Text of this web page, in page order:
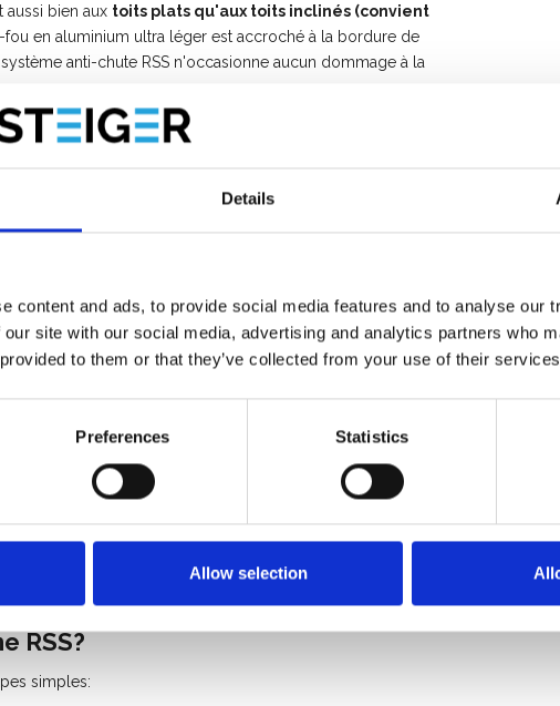
Details
content and ads, to provide social media features and to analyse our
site with our social media, advertising and analytics partners who
to them or that they’ve collected from your use of their
Preferences Statistics
Allow selection
aussi bien aux toits plats qu'aux toits inclinés (convient
fou en aluminium ultra léger est accroché à la bordure de
anti-chute RSS n'occasionne aucun dommage à la
aller jusqu'à 60 °.
est applicable dans de nombreuses situations: protection
comme protection pour les toits plats!
une traversée allant jusqu'à 1 mètre.
rondes et gouttières carrées.
sol ou sur la façade.
et crochet) est 9,4 kg par mètre linéaire.
sécurité. Par exemple, tous les systèmes sont conformes
et est conforme aux exigences de la norme
élevée en Europe pour les systèmes de protection contre
RSS?
simples: